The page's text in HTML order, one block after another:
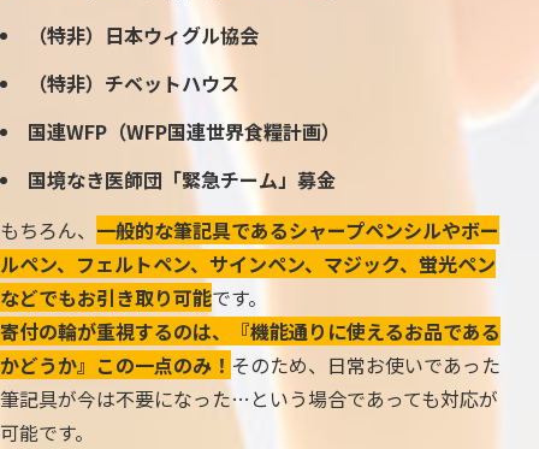
（特非）日本ウィグル協会
（特非）チベットハウス
国連WFP（WFP国連世界食糧計画）
国境なき医師団「緊急チーム」募金
もちろん、 一般的な筆記具であるシャープペンシルやボー
ルペン、フェルトペン、サインペン、マジック、蛍光ペン
などでもお引き取り可能です。
寄付の輪が重視するのは、『機能通りに使えるお品である
かどうか』この一点のみ！ そのため、日常お使いであった
筆記具が今は不要になった…という場合であっても対応が
可能です。